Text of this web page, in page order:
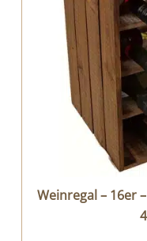
Weinregal – 16er